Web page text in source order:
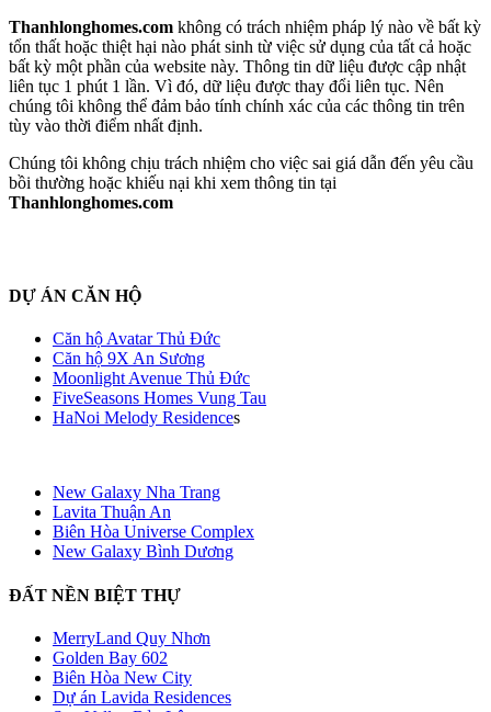
Thanhlonghomes.com không có trách nhiệm pháp lý nào về bất kỳ
tổn thất hoặc thiệt hại nào phát sinh từ việc sử dụng của tất cả hoặc
bất kỳ một phần của website này. Thông tin dữ liệu được cập nhật
liên tục 1 phút 1 lần. Vì đó, dữ liệu được thay đổi liên tục. Nên
chúng tôi không thể đảm bảo tính chính xác của các thông tin trên
tùy vào thời điểm nhất định.
Chúng tôi không chịu trách nhiệm cho việc sai giá dẫn đến yêu cầu
bồi thường hoặc khiếu nại khi xem thông tin tại
Thanhlonghomes.com
DỰ ÁN CĂN HỘ
Căn hộ Avatar Thủ Đức
Căn hộ 9X An Sương
Moonlight Avenue Thủ Đức
FiveSeasons Homes Vung Tau
HaNoi Melody Residences
New Galaxy Nha Trang
Lavita Thuận An
Biên Hòa Universe Complex
New Galaxy Bình Dương
ĐẤT NỀN BIỆT THỰ
MerryLand Quy Nhơn
Golden Bay 602
Biên Hòa New City
Dự án Lavida Residences